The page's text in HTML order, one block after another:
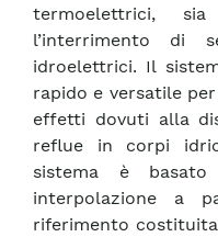
termoelettrici,
l’interrimento di
idroelettrici. Il
rapido e versatile
effetti dovuti alla
reflue in corpi
sistema è
interpolazione a
riferimento